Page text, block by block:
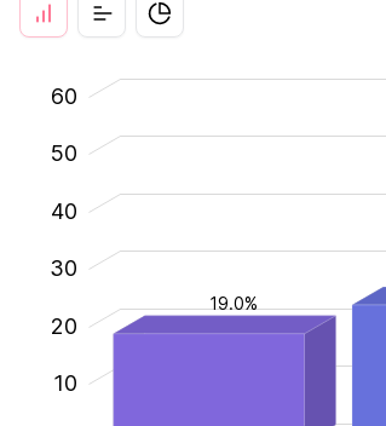
19.0%
30
10
20
30
40
50
60